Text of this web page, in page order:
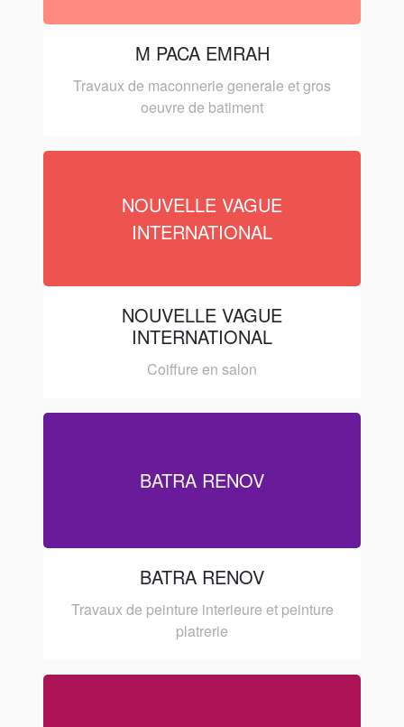
M PACA EMRAH
Travaux de maconnerie generale et gros
oeuvre de batiment
NOUVELLE VAGUE
INTERNATIONAL
NOUVELLE VAGUE
INTERNATIONAL
Coiffure en salon
BATRA RENOV
BATRA RENOV
Travaux de peinture interieure et peinture
platrerie